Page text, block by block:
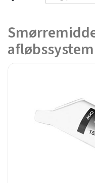
afløbssystem